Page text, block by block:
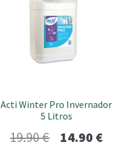
Acti Winter Pro Invernador
5 Litros
19.90€ 14.90 €O